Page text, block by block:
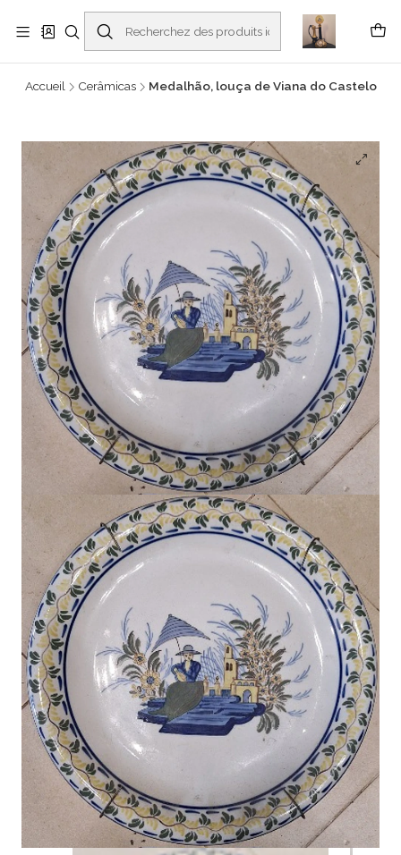
Buscantiguidades - Leilões. Colecionismo e antiguidades em Viana do
Castelo -
En savoir plus
Accueil Cerâmicas Medalhão, louça de Viana do Castelo